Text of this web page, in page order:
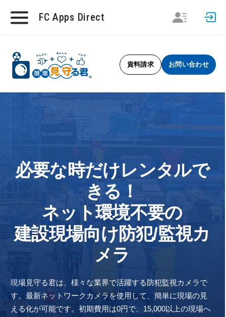
FC Apps Direct
資料請求 お問い合わせ
必要な時だけレンタルで
きる！
ネット環境不要の
建設現場向け防犯/監視カ
メラ
現場見守る君は、様々な業界で活躍する防犯監視カメラで
す。最新ネットワークカメラを使用して、簡単に現場の見
える化が可能です。初期費用は0円で、15,000以上の現場へ